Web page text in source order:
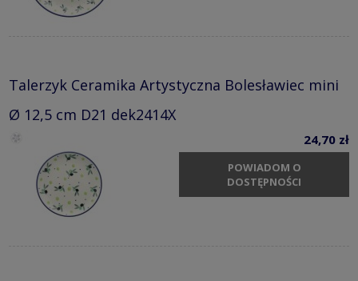
Talerzyk Ceramika Artystyczna Bolesławiec mini
Ø 12,5 cm D21 dek2414X
24,70 zł
POWIADOM O
DOSTĘPNOŚCI